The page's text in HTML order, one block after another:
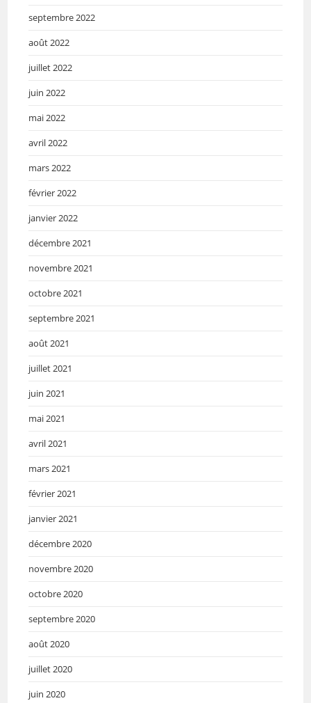
septembre 2022
août 2022
juillet 2022
juin 2022
mai 2022
avril 2022
mars 2022
février 2022
janvier 2022
décembre 2021
novembre 2021
octobre 2021
septembre 2021
août 2021
juillet 2021
juin 2021
mai 2021
avril 2021
mars 2021
février 2021
janvier 2021
décembre 2020
novembre 2020
octobre 2020
septembre 2020
août 2020
juillet 2020
juin 2020